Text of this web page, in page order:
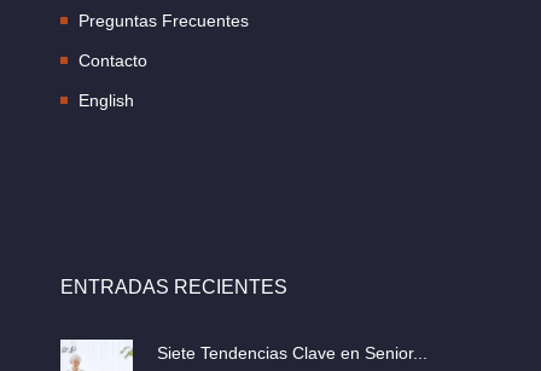
Preguntas Frecuentes
Contacto
English
ENTRADAS RECIENTES
Siete Tendencias Clave en Senior...